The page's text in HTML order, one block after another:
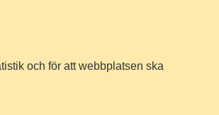
och för att webbplatsen ska